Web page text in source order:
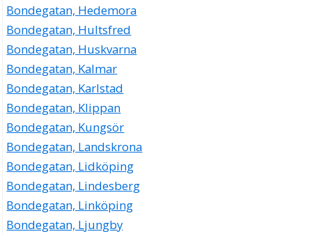
Bondegatan, Hedemora
Bondegatan, Hultsfred
Bondegatan, Huskvarna
Bondegatan, Kalmar
Bondegatan, Karlstad
Bondegatan, Klippan
Bondegatan, Kungsör
Bondegatan, Landskrona
Bondegatan, Lidköping
Bondegatan, Lindesberg
Bondegatan, Linköping
Bondegatan, Ljungby